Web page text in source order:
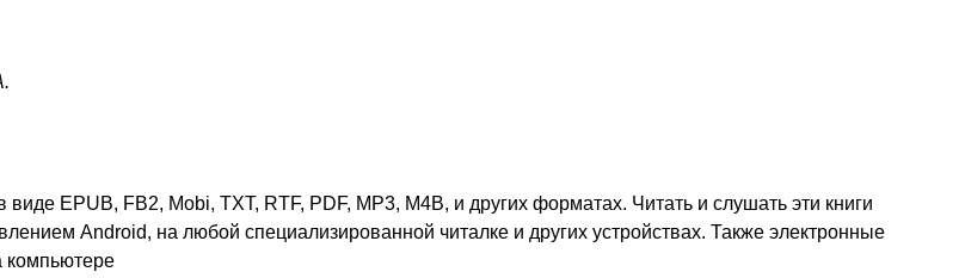
EPUB, FB2, Mobi, TXT, RTF, PDF, MP3, M4B, и других форматах. Читать и слушать эти книги
Android, на любой специализированной читалке и других устройствах. Также электронные
компьютере